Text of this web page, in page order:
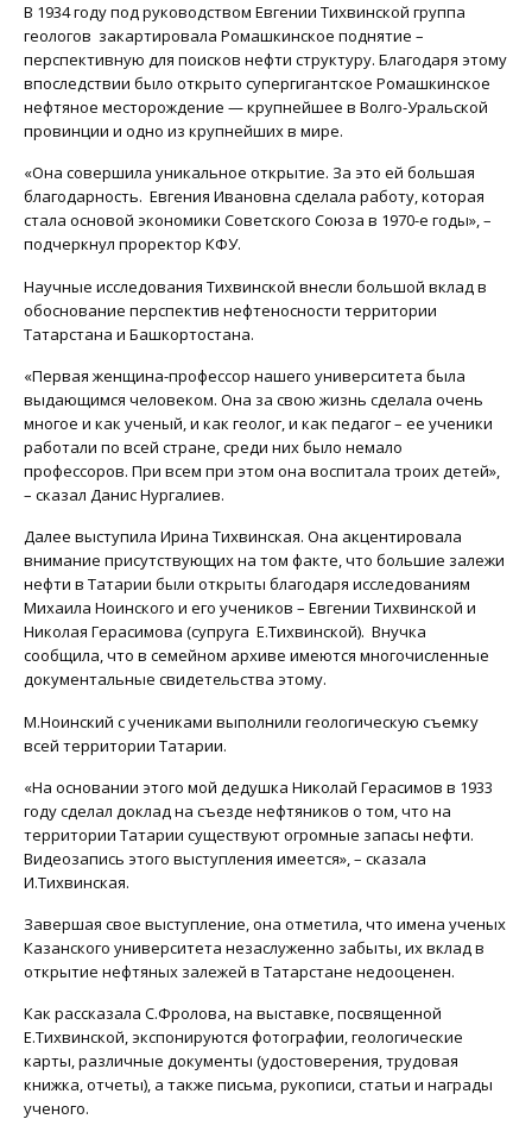
В 1934 году под руководством Евгении Тихвинской группа
геологов закартировала Ромашкинское поднятие –
перспективную для поисков нефти структуру. Благодаря этому
впоследствии было открыто супергигантское Ромашкинское
нефтяное месторождение — крупнейшее в Волго-Уральской
провинции и одно из крупнейших в мире.
«Она совершила уникальное открытие. За это ей большая
благодарность. Евгения Ивановна сделала работу, которая
стала основой экономики Советского Союза в 1970-е годы», –
подчеркнул проректор КФУ.
Научные исследования Тихвинской внесли большой вклад в
обоснование перспектив нефтеносности территории
Татарстана и Башкортостана.
«Первая женщина-профессор нашего университета была
выдающимся человеком. Она за свою жизнь сделала очень
многое и как ученый, и как геолог, и как педагог – ее ученики
работали по всей стране, среди них было немало
профессоров. При всем при этом она воспитала троих детей»,
– сказал Данис Нургалиев.
Далее выступила Ирина Тихвинская. Она акцентировала
внимание присутствующих на том факте, что большие залежи
нефти в Татарии были открыты благодаря исследованиям
Михаила Ноинского и его учеников – Евгении Тихвинской и
Николая Герасимова (супруга Е.Тихвинской). Внучка
сообщила, что в семейном архиве имеются многочисленные
документальные свидетельства этому.
М.Ноинский с учениками выполнили геологическую съемку
всей территории Татарии.
«На основании этого мой дедушка Николай Герасимов в 1933
году сделал доклад на съезде нефтяников о том, что на
территории Татарии существуют огромные запасы нефти.
Видеозапись этого выступления имеется», – сказала
И.Тихвинская.
Завершая свое выступление, она отметила, что имена ученых
Казанского университета незаслуженно забыты, их вклад в
открытие нефтяных залежей в Татарстане недооценен.
Как рассказала С.Фролова, на выставке, посвященной
Е.Тихвинской, экспонируются фотографии, геологические
карты, различные документы (удостоверения, трудовая
книжка, отчеты), а также письма, рукописи, статьи и награды
ученого.